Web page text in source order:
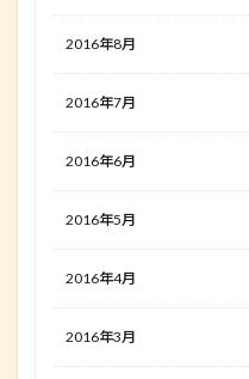
2016年8月
2016年7月
2016年6月
2016年5月
2016年4月
2016年3月